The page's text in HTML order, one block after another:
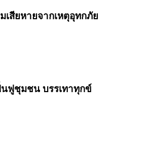
สียหายจากเหตุอุทกภัย
นฟูชุมชน บรรเทาทุกข์